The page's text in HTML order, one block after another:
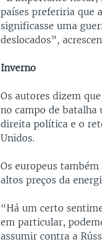
países preferiria que
significasse uma
deslocados”,
Inverno
Os autores dizem
no campo de batalha
direita política e o
Unidos.
Os europeus
altos preços da
“Há um certo
em particular,
assumir contra a